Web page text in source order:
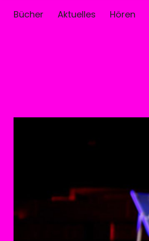
Bücher Aktuelles Hören